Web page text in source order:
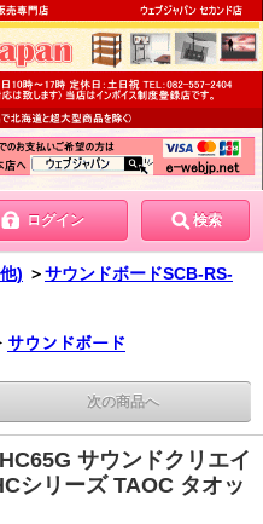
ログイン 検索
) ＞サウンドボードSCB-RS-
サウンドボード
次の商品へ
サウンドクリエイ
シリーズ TAOC タオッ